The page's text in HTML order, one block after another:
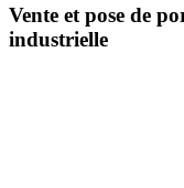
Vente et pose de
industrielle